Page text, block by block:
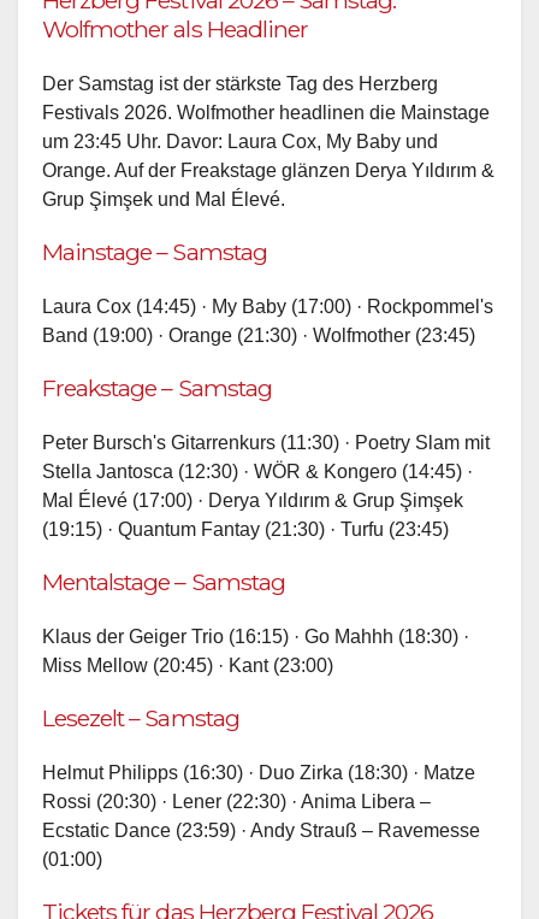
Wolfmother als Headliner
Der Samstag ist der stärkste Tag des Herzberg
Festivals 2026. Wolfmother headlinen die Mainstage
um 23:45 Uhr. Davor: Laura Cox, My Baby und
Orange. Auf der Freakstage glänzen Derya Yıldırım &
Grup Şimşek und Mal Élevé.
Mainstage – Samstag
Laura Cox (14:45) · My Baby (17:00) · Rockpommel's
Band (19:00) · Orange (21:30) · Wolfmother (23:45)
Freakstage – Samstag
Peter Bursch's Gitarrenkurs (11:30) · Poetry Slam mit
Stella Jantosca (12:30) · WÖR & Kongero (14:45) ·
Mal Élevé (17:00) · Derya Yıldırım & Grup Şimşek
(19:15) · Quantum Fantay (21:30) · Turfu (23:45)
Mentalstage – Samstag
Klaus der Geiger Trio (16:15) · Go Mahhh (18:30) ·
Miss Mellow (20:45) · Kant (23:00)
Lesezelt – Samstag
Helmut Philipps (16:30) · Duo Zirka (18:30) · Matze
Rossi (20:30) · Lener (22:30) · Anima Libera –
Ecstatic Dance (23:59) · Andy Strauß – Ravemesse
(01:00)
Tickets für das Herzberg Festival 2026